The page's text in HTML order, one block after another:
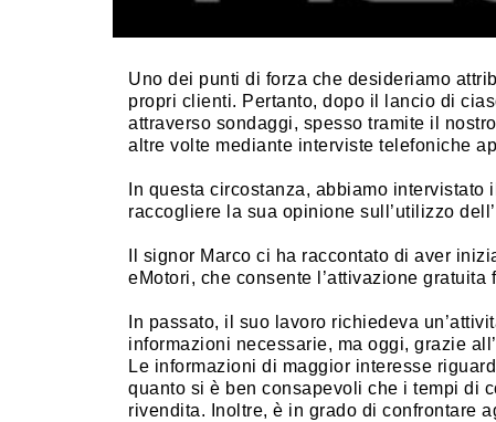
Uno dei punti di forza che desideriamo
propri clienti. Pertanto, dopo il lancio di
attraverso sondaggi, spesso tramite il
altre volte mediante interviste telefoniche
In questa circostanza, abbiamo
raccogliere la sua opinione sull’utilizzo
Il signor Marco ci ha raccontato di aver
eMotori, che consente l’attivazione gratuita
In passato, il suo lavoro richiedeva
informazioni necessarie, ma oggi, grazie
Le informazioni di maggior interesse
quanto si è ben consapevoli che i tempi di
rivendita. Inoltre, è in grado di confrontare